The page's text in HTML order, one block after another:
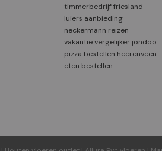
timmerbedrijf friesland
luiers aanbieding
neckermann reizen
vakantie vergelijker jondoo
pizza bestellen heerenveen
eten bestellen